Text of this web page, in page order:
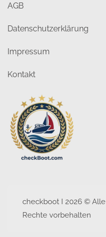
AGB
Datenschutzerklärung
Impressum
Kontakt
checkboot I 2026 © Alle
Rechte vorbehalten